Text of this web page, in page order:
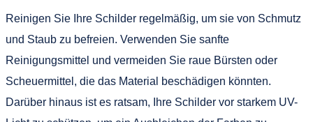
Reinigen Sie Ihre Schilder regelmäßig, um sie von Schmutz
und Staub zu befreien. Verwenden Sie sanfte
Reinigungsmittel und vermeiden Sie raue Bürsten oder
Scheuermittel, die das Material beschädigen könnten.
Darüber hinaus ist es ratsam, Ihre Schilder vor starkem UV-